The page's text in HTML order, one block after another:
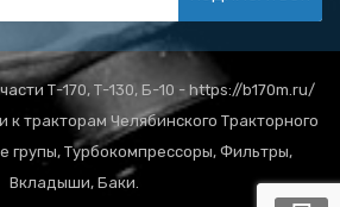
Т-170, Т-130, Б-10 - https://b170m.ru/
тракторам Челябинского Тракторного
групы, Турбокомпрессоры, Фильтры,
Вкладыши, Баки.